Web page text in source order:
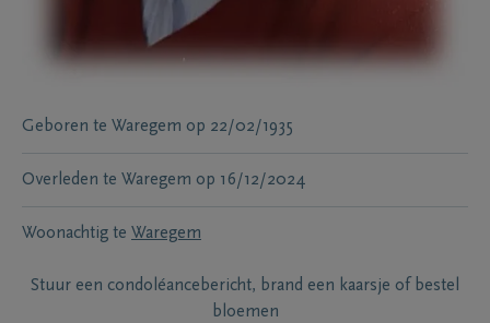
Geboren te Waregem op 22/02/1935
Overleden te Waregem op 16/12/2024
Woonachtig te Waregem
Stuur een condoléancebericht, brand een kaarsje of bestel
bloemen